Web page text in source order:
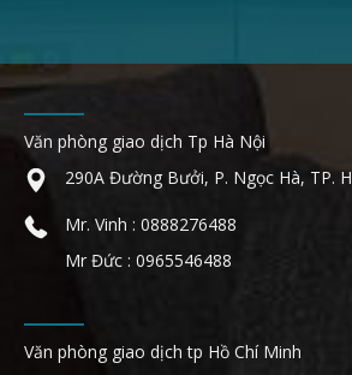
Văn phòng giao dịch Tp Hà Nội
290A Đường Bưởi, P. Ngọc Hà, TP.
Mr. Vinh : 0888276488
Mr Đức : 0965546488
Văn phòng giao dịch tp Hồ Chí Minh